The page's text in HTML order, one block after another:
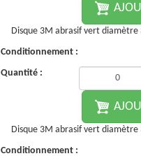
Disque 3M abrasif vert diamètre
Conditionnement :
Quantité :
Disque 3M abrasif vert diamètre
Conditionnement :